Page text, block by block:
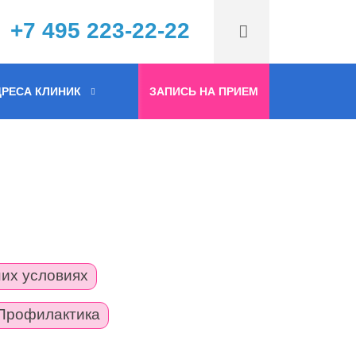
+7 495 223-22-22
КЛИНИК ЗАПИСЬ НА ПРИЕМ
условиях